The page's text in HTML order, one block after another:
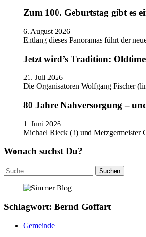
Zum 100. Geburtstag gibt es
6. August 2026
Entlang dieses Panoramas führt der
Jetzt wird’s Tradition:
21. Juli 2026
Die Organisatoren Wolfgang Fischer
80 Jahre Nahversorgung –
1. Juni 2026
Michael Rieck (li) und Metzgermeister
Wonach suchst Du?
Suchen
nach:
Schlagwort: Bernd Goffart
Gemeinde